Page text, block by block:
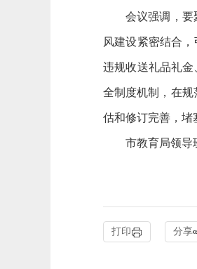
会议强调，要
风建设紧密结合
违规收送礼品礼
全制度机制，在
估和修订完善，堵
市教育局领导
打印 分享